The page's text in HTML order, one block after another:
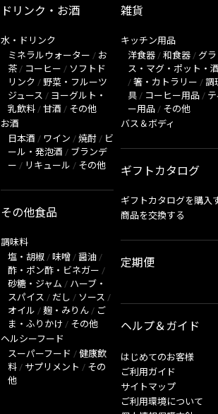
ドリンク・お酒
水・ドリンク
ミネラルウォーター / お
茶 / コーヒー / ソフトド
リンク / 野菜・フルーツ
ジュース / ヨーグルト・
乳飲料 / 甘酒 / その他
お酒
日本酒 / ワイン / 焼酎 / ビ
ール・発泡酒 / ブランデ
ー / リキュール / その他
その他食品
調味料
塩・胡椒 / 味噌 / 醤油 /
酢・ポン酢・ビネガー /
砂糖・ジャム / ハーブ・
スパイス / だし / ソース /
オイル / 麹・みりん / ご
ま・ふりかけ / その他
ヘルシーフード
スーパーフード / 健康飲
料 / サプリメント / その
他
雑貨
キッチン用品
洋食器 / 和食器 / グラ
ス・マグ・ポット・
/ 箸・カトラリー / 調
具 / コーヒー用品 /
ー用品 / その他
バス＆ボディ
ギフトカタログ
ギフトカタログを購入
商品を交換する
定期便
ヘルプ＆ガイド
はじめてのお客様
ご利用ガイド
サイトマップ
ご利用環境について